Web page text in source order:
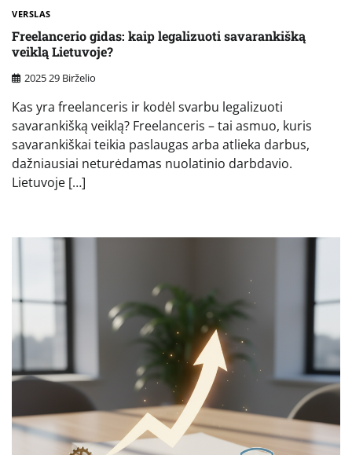
VERSLAS
Freelancerio gidas: kaip legalizuoti savarankišką
veiklą Lietuvoje?
2025 29 Birželio
Kas yra freelanceris ir kodėl svarbu legalizuoti
savarankišką veiklą? Freelanceris – tai asmuo, kuris
savarankiškai teikia paslaugas arba atlieka darbus,
dažniausiai neturėdamas nuolatinio darbdavio.
Lietuvoje […]